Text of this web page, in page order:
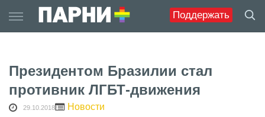
Поддержать
to
content
Президентом Бразилии стал
противник ЛГБТ-движения
29.10.2018 Новости